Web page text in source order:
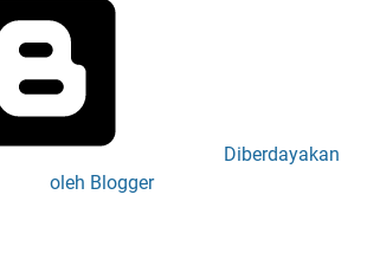
Diberdayakan
oleh Blogger